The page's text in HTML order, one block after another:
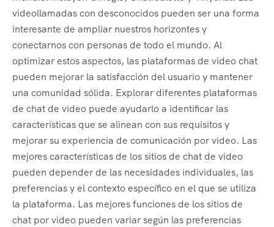
videollamadas con desconocidos pueden ser una forma
interesante de ampliar nuestros horizontes y
conectarnos con personas de todo el mundo. Al
optimizar estos aspectos, las plataformas de video chat
pueden mejorar la satisfacción del usuario y mantener
una comunidad sólida. Explorar diferentes plataformas
de chat de video puede ayudarlo a identificar las
características que se alinean con sus requisitos y
mejorar su experiencia de comunicación por video. Las
mejores características de los sitios de chat de video
pueden depender de las necesidades individuales, las
preferencias y el contexto específico en el que se utiliza
la plataforma. Las mejores funciones de los sitios de
chat por video pueden variar según las preferencias